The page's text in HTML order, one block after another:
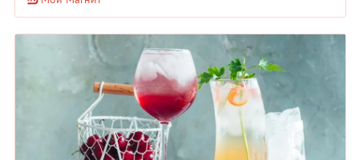
настойки на водке, виски, роме, джине вновь стали
невероятно популярными: они есть в меню ресторанов и
баров, да и во время домашних праздников их теперь часто
подают. Есть сотни вариантов таких напитков, ведь
смешивать можно самые разные продукты, от ягод и
фруктов до конфет, ароматных трав и даже хлеба. Главное в
создании настойки с классическим или необычном вкусом —
выбрать качественный алкоголь и соблюдать технологию
приготовления. Все нюансы мы описали в этих рецептах.